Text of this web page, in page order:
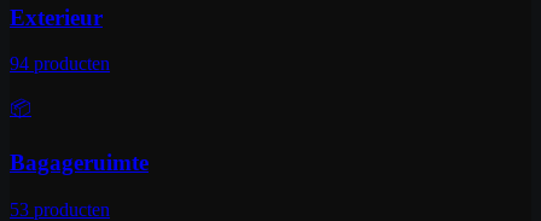
Exterieur
94 producten
📦
Bagageruimte
53 producten